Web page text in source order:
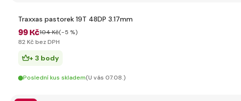
Traxxas pastorek 19T 48DP 3.17mm
99 Kč104 Kč(-5 %)
82 Kč bez DPH
+ 3 body
Poslední kus skladem(U vás 07.08.)